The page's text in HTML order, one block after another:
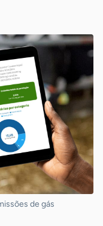
de gás